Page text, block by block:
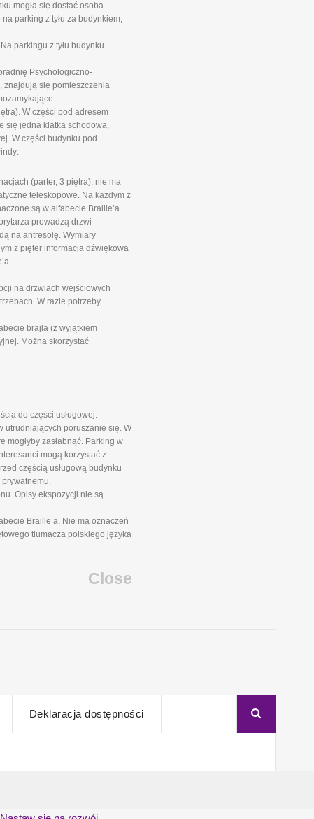
mogła się dostać osoba
parking z tyłu za budynkiem,
parkingu z tyłu budynku
Psychologiczno-
znajdują się pomieszczenia
W części pod adresem
się jedna klatka schodowa,
W części budynku pod
(parter, 3 piętra), nie ma
teleskopowe. Na każdym z
są w alfabecie Braille’a.
prowadzą drzwi
na antresolę. Wymiary
z pięter informacja dźwiękowa
na drzwiach wejściowych
W razie potrzeby
brajla (z wyjątkiem
Można skorzystać
do części usługowej.
utrudniających poruszanie się. W
zasłabnąć. Parking w
mogą korzystać z
częścią usługową budynku
Opisy ekspozycji nie są
Braille’a. Nie ma oznaczeń
tłumacza polskiego języka
Close
Deklaracja dostępności